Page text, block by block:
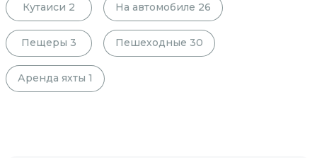
Кутаиси 2 На автомобиле 26
Пещеры 3 Пешеходные 30
Аренда яхты 1